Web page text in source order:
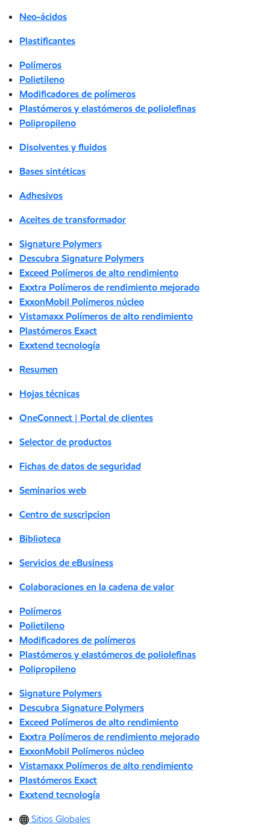
Neo-ácidos
Plastificantes
Polímeros
Polietileno
Modificadores de polímeros
Plastómeros y elastómeros de poliolefinas
Polipropileno
Disolventes y fluidos
Bases sintéticas
Adhesivos
Aceites de transformador
Signature Polymers
Descubra Signature Polymers
Exceed Polímeros de alto rendimiento
Exxtra Polímeros de rendimiento mejorado
ExxonMobil Polímeros núcleo
Vistamaxx Polímeros de alto rendimiento
Plastómeros Exact
Exxtend tecnología
Resumen
Hojas técnicas
OneConnect | Portal de clientes
Selector de productos
Fichas de datos de seguridad
Seminarios web
Centro de suscripcion
Biblioteca
Servicios de eBusiness
Colaboraciones en la cadena de valor
Polímeros
Polietileno
Modificadores de polímeros
Plastómeros y elastómeros de poliolefinas
Polipropileno
Signature Polymers
Descubra Signature Polymers
Exceed Polímeros de alto rendimiento
Exxtra Polímeros de rendimiento mejorado
ExxonMobil Polímeros núcleo
Vistamaxx Polímeros de alto rendimiento
Plastómeros Exact
Exxtend tecnología
Sitios Globales